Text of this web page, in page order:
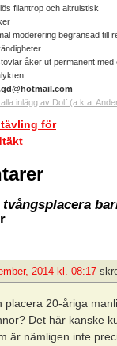
filantrop och altruistisk
moderering begränsad till
åker ut permanent med
inlägg av Dolf (a.k.a.
för
tvångsplacera
2014 kl. 08:17
placera 20-åriga
Det här kanske
är nämligen inte